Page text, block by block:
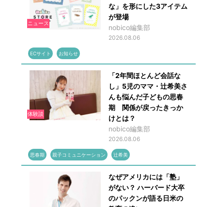
ニュース
な」を形にした3アイテム
が登場
nobico編集部
2026.08.06
ECサイト お知らせ
体験談
「2年間ほとんど会話な
し」5児のママ・辻希美さ
んも悩んだ子どもの思春
期 関係が戻ったきっか
けとは？
nobico編集部
2026.08.06
思春期 親子コミュニケーション 辻希美
なぜアメリカには「塾」
がない？ ハーバード大卒
のパックンが語る日米の